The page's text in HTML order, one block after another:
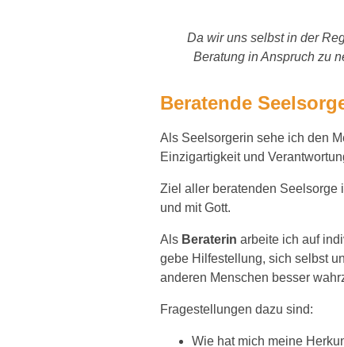
Da wir uns selbst in der
Beratung in Anspruch zu
Beratende
Als Seelsorgerin sehe ich den
Einzigartigkeit und
Ziel aller beratenden Seelsorge
und mit Gott.
Als Beraterin arbeite ich auf
gebe Hilfestellung, sich selbst
anderen Menschen besser
Fragestellungen dazu sind:
Wie hat mich meine